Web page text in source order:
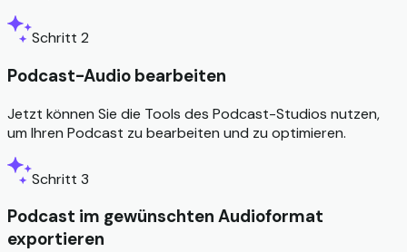
Schritt 2
Podcast-Audio bearbeiten
Jetzt können Sie die Tools des Podcast-Studios nutzen,
um Ihren Podcast zu bearbeiten und zu optimieren.
Schritt 3
Podcast im gewünschten Audioformat
exportieren